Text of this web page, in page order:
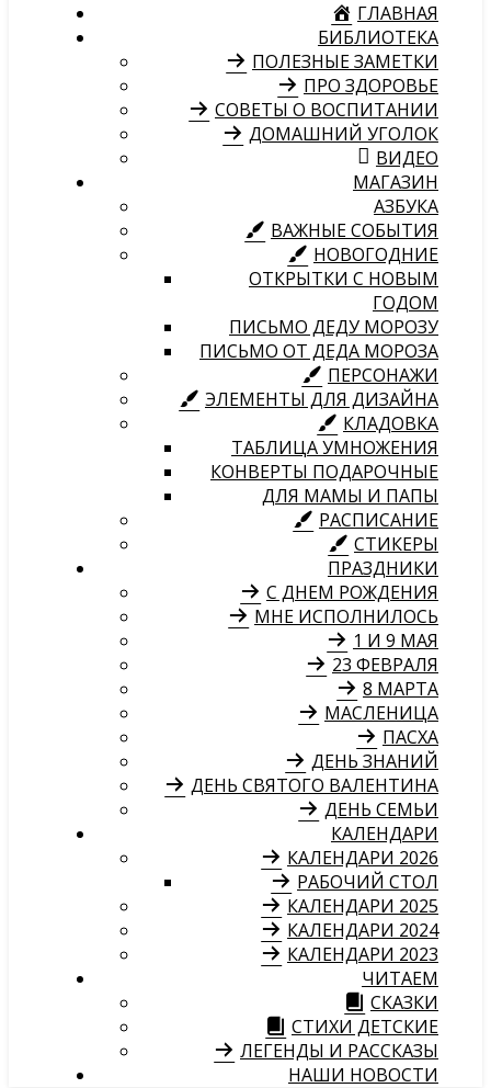
ГЛАВНАЯ
БИБЛИОТЕКА
ПОЛЕЗНЫЕ ЗАМЕТКИ
ПРО ЗДОРОВЬЕ
СОВЕТЫ О ВОСПИТАНИИ
ДОМАШНИЙ УГОЛОК
ВИДЕО
МАГАЗИН
АЗБУКА
ВАЖНЫЕ СОБЫТИЯ
НОВОГОДНИЕ
ОТКРЫТКИ С НОВЫМ
ГОДОМ
ПИСЬМО ДЕДУ МОРОЗУ
ПИСЬМО ОТ ДЕДА МОРОЗА
ПЕРСОНАЖИ
ЭЛЕМЕНТЫ ДЛЯ ДИЗАЙНА
КЛАДОВКА
ТАБЛИЦА УМНОЖЕНИЯ
КОНВЕРТЫ ПОДАРОЧНЫЕ
ДЛЯ МАМЫ И ПАПЫ
РАСПИСАНИЕ
СТИКЕРЫ
ПРАЗДНИКИ
С ДНЕМ РОЖДЕНИЯ
МНЕ ИСПОЛНИЛОСЬ
1 И 9 МАЯ
23 ФЕВРАЛЯ
8 МАРТА
МАСЛЕНИЦА
ПАСХА
ДЕНЬ ЗНАНИЙ
ДЕНЬ СВЯТОГО ВАЛЕНТИНА
ДЕНЬ СЕМЬИ
КАЛЕНДАРИ
КАЛЕНДАРИ 2026
РАБОЧИЙ СТОЛ
КАЛЕНДАРИ 2025
КАЛЕНДАРИ 2024
КАЛЕНДАРИ 2023
ЧИТАЕМ
СКАЗКИ
СТИХИ ДЕТСКИЕ
ЛЕГЕНДЫ И РАССКАЗЫ
НАШИ НОВОСТИ